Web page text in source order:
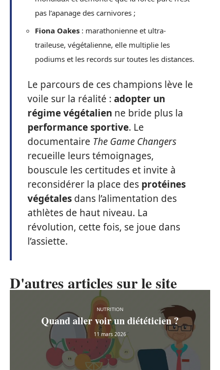
pas l’apanage des carnivores ;
Fiona Oakes : marathonienne et ultra-
traileuse, végétalienne, elle multiplie les
podiums et les records sur toutes les distances.
Le parcours de ces champions lève le
voile sur la réalité : adopter un
régime végétalien ne bride plus la
performance sportive. Le
documentaire The Game Changers
recueille leurs témoignages,
bouscule les certitudes et invite à
reconsidérer la place des protéines
végétales dans l’alimentation des
athlètes de haut niveau. La
révolution, cette fois, se joue dans
l’assiette.
D'autres articles sur le site
NUTRITION
Quand aller voir un diététicien ?
11 mars 2026